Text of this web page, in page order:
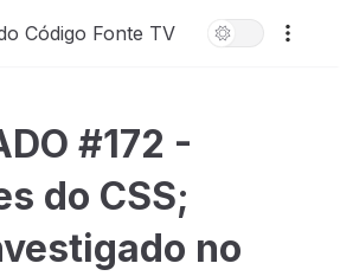
Código Fonte TV
#172 -
do CSS;
no